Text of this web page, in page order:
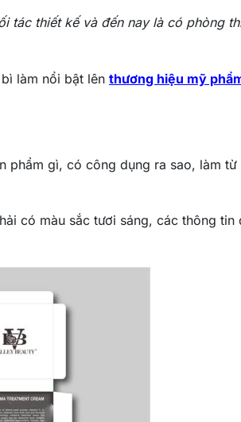
tác thiết kế và đến nay là có phòng
làm nổi bật lên thương hiệu mỹ
gì, có công dụng ra sao, làm
có màu sắc tươi sáng, các thông